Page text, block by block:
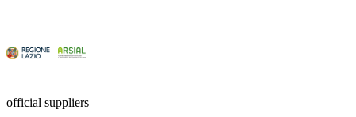
official suppliers